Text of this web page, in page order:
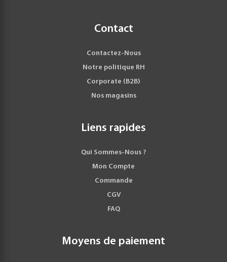
Contact
Contactez-Nous
Notre politique RH
Corporate (B2B)
Nos magasins
Liens rapides
Qui Sommes-Nous ?
Mon Compte
Commande
CGV
FAQ
Moyens de paiement